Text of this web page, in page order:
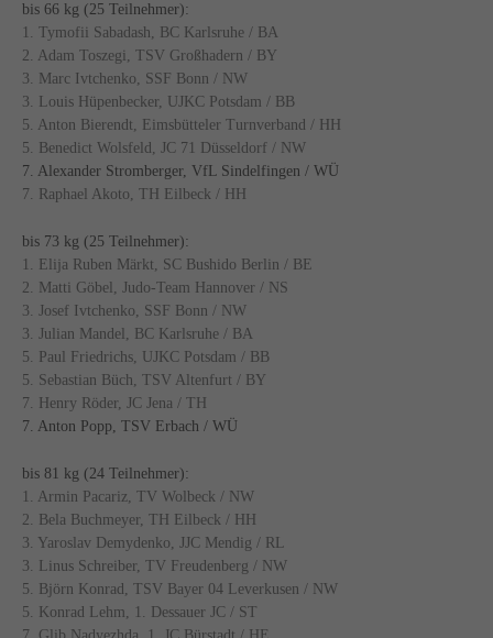
bis 66 kg (25 Teilnehmer):
1. Tymofii Sabadash, BC Karlsruhe / BA
2. Adam Toszegi, TSV Großhadern / BY
3. Marc Ivtchenko, SSF Bonn / NW
3. Louis Hüpenbecker, UJKC Potsdam / BB
5. Anton Bierendt, Eimsbütteler Turnverband / HH
5. Benedict Wolsfeld, JC 71 Düsseldorf / NW
7. Alexander Stromberger, VfL Sindelfingen / WÜ
7. Raphael Akoto, TH Eilbeck / HH
bis 73 kg (25 Teilnehmer):
1. Elija Ruben Märkt, SC Bushido Berlin / BE
2. Matti Göbel, Judo-Team Hannover / NS
3. Josef Ivtchenko, SSF Bonn / NW
3. Julian Mandel, BC Karlsruhe / BA
5. Paul Friedrichs, UJKC Potsdam / BB
5. Sebastian Büch, TSV Altenfurt / BY
7. Henry Röder, JC Jena / TH
7. Anton Popp, TSV Erbach / WÜ
bis 81 kg (24 Teilnehmer):
1. Armin Pacariz, TV Wolbeck / NW
2. Bela Buchmeyer, TH Eilbeck / HH
3. Yaroslav Demydenko, JJC Mendig / RL
3. Linus Schreiber, TV Freudenberg / NW
5. Björn Konrad, TSV Bayer 04 Leverkusen / NW
5. Konrad Lehm, 1. Dessauer JC / ST